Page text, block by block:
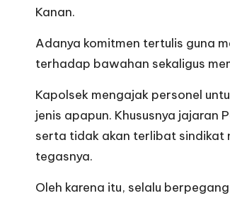
Kanan.
Adanya komitmen tertulis guna
terhadap bawahan sekaligus
Kapolsek mengajak personel
jenis apapun. Khususnya jajaran
serta tidak akan terlibat sindikat
tegasnya.
Oleh karena itu, selalu